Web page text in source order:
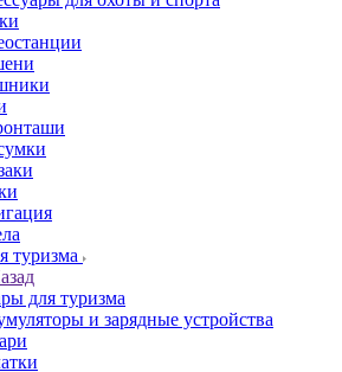
туризма
для туризма
и зарядные устройства